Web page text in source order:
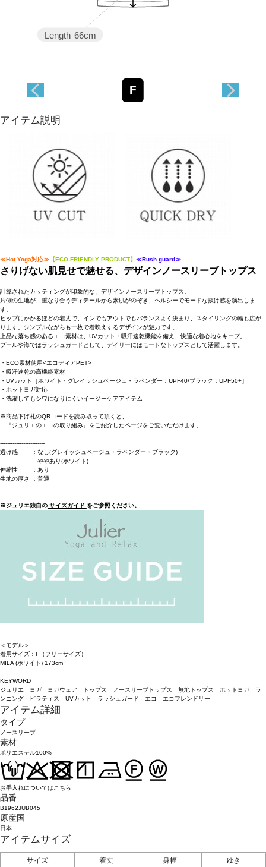
Length 66cm
F
アイテム説明
≪Hot Yoga対応≫【ECO-FRIENDLY PRODUCT】 ≪Rush guard≫
さりげない肌見せで魅せる、デザインノースリーブトップス
計算されたカッティングが印象的な、デザインノースリーブトップス。
片側の生地が、重なり合うディテールから素肌がのぞき、ヘルシーでモードな抜け感を演出しま
す。
ヒップにかかるほどの着丈で、インでもアウトでもバランスよく決まり、スタイリングの幅も広が
ります。シンプルながらも一枚で着映えするデザインが魅力です。
上品な落ち感のあるエコ素材は、UVカット・吸汗速乾機能を備え、快適な着心地をキープ。
プールや海ではラッシュガードとして、デイリーにはモードなトップスとして活躍します。
・ECO素材使用<エコディアPET>
・吸汗速乾の高機能素材
・UVカット［ホワイト・グレイッシュベージュ・ラベンダー：UPF40/ブラック：UPF50+］
・ホットヨガ対応
・洗濯してもシワになりにくいイージーケアアイテム
※商品下げ札のQRコードを読み取って頂くと、
『ジュリエのエコの取り組み』をご紹介したページをご覧いただけます。
-------------------------
透け感 ：なし(グレイッシュベージュ・ラベンダー・ブラック)
ややあり(ホワイト)
伸縮性 ：あり
生地の厚さ ：普通
-------------------------
※ジュリエ独自のサイズガイド をご参照ください。
＜モデル＞
着用サイズ：F（フリーサイズ）
MILA (ホワイト) 173cm
KEYWORD
ジュリエ ヨガ ヨガウェア トップス ノースリーブトップス 無地トップス ホットヨガ ラ
ンニング ピラティス UVカット ラッシュガード エコ エコフレンドリー
アイテム詳細
タイプ
ノースリーブ
素材
ポリエステル100%
お手入れについてはこちら
品番
B1962JUB045
原産国
日本
アイテムサイズ
サイズ 着丈 身幅
ゆき